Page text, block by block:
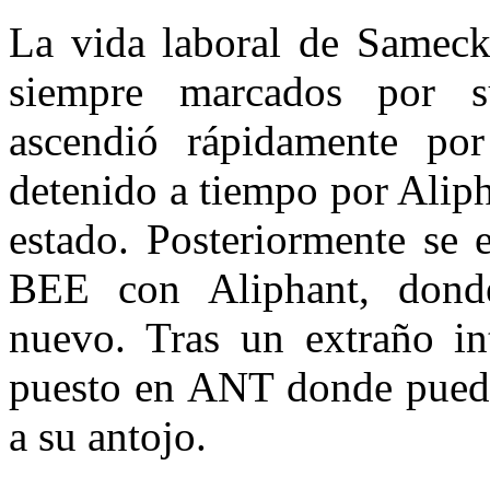
La vida laboral de
siempre marcados por
ascendió rápidamente
detenido a tiempo por
estado. Posteriormente
BEE con Aliphant,
nuevo. Tras un extraño
puesto en ANT donde
a su antojo.